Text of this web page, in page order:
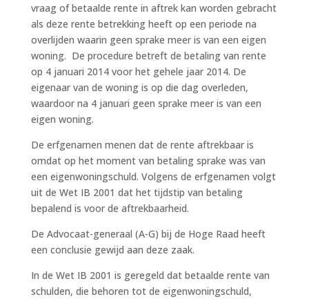
vraag of betaalde rente in aftrek kan worden gebracht
als deze rente betrekking heeft op een periode na
overlijden waarin geen sprake meer is van een eigen
woning. De procedure betreft de betaling van rente
op 4 januari 2014 voor het gehele jaar 2014. De
eigenaar van de woning is op die dag overleden,
waardoor na 4 januari geen sprake meer is van een
eigen woning.
De erfgenamen menen dat de rente aftrekbaar is
omdat op het moment van betaling sprake was van
een eigenwoningschuld. Volgens de erfgenamen volgt
uit de Wet IB 2001 dat het tijdstip van betaling
bepalend is voor de aftrekbaarheid.
De Advocaat-generaal (A-G) bij de Hoge Raad heeft
een conclusie gewijd aan deze zaak.
In de Wet IB 2001 is geregeld dat betaalde rente van
schulden, die behoren tot de eigenwoningschuld,